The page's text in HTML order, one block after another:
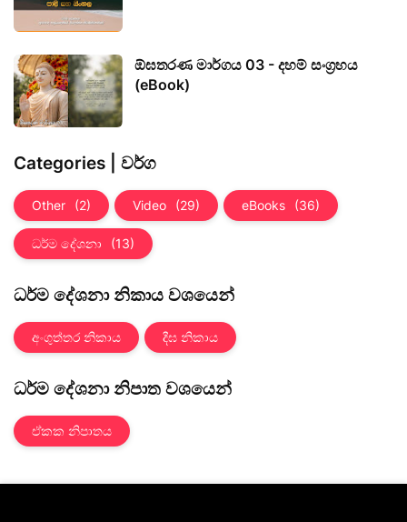
ඕඝතරණ මාර්ගය 03 - දහම් සංග්‍රහය
(eBook)
Categories | වර්ග
Other (2) Video (29) eBooks (36)
ධර්ම දේශනා (13)
ධර්ම දේශනා නිකාය වශයෙන්
අංගුත්තර නිකාය දීඝ නිකාය
ධර්ම දේශනා නිපාත වශයෙන්
ඒකක නිපාතය